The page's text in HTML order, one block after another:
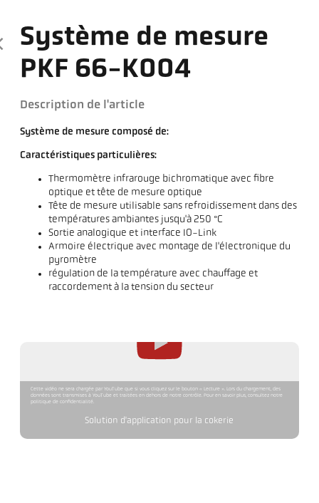
Système de mesure
PKF 66-K004
Description de l'article
Système de mesure composé de:
Caractéristiques particulières:
Thermomètre infrarouge bichromatique avec fibre
optique et tête de mesure optique
Tête de mesure utilisable sans refroidissement dans des
températures ambiantes jusqu'à 250 °C
Sortie analogique et interface IO-Link
Armoire électrique avec montage de l'électronique du
pyromètre
régulation de la température avec chauffage et
raccordement à la tension du secteur
Cette vidéo ne sera chargée par YouTube que si vous cliquez sur le bouton « Lecture ». Lors du chargement, des
données sont transmises à YouTube et traitées en dehors de notre contrôle. Pour en savoir plus, consultez notre
politique de confidentialité.
Solution d'application pour la cokerie